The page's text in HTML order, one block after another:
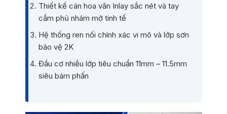
Thiết kế cán hoa văn Inlay sắc nét và tay
cầm phủ nhám mờ tinh tế
Hệ thống ren nối chính xác vi mô và lớp sơn
bảo vệ 2K
Đầu cơ nhiều lớp tiêu chuẩn 11mm – 11.5mm
siêu bám phấn